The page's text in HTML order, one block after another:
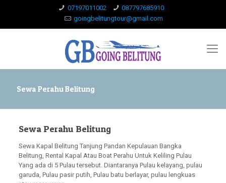
07197011002
087797685910
goingbelitungtour@gmail.com
Sewa Perahu Belitung
Sewa Perahu Belitung
Sewa Kapal Belitung Tanjung Pandan Kepulauan Bangka
Belitung, Rental Kapal Atau Boat Perahu Untuk Keliling Pulau
Yang ada di 5 Pulau tersebut. Diantaranya Pulau kelayang, pulau
garuda, Pulau pasir putih, Pulau batu berlayar, pulau lengkuas